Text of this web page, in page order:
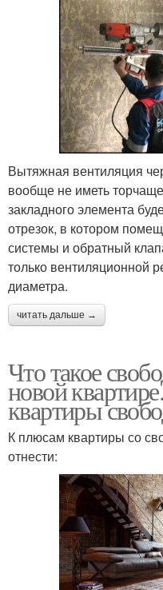
Вытяжная вентиляция
вообще не иметь
закладного элемента
отрезок, в котором
системы и обратный
только вентиляционной
диаметра.
читать дальше →
Что такое
новой
квартиры
К плюсам квартиры со
отнести: